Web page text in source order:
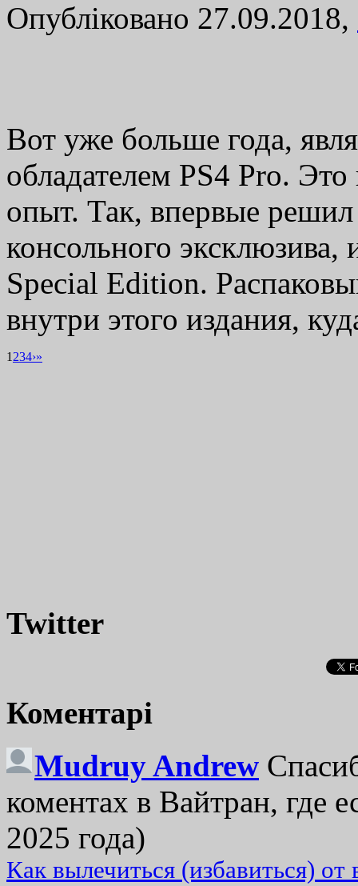
Опубліковано 27.09.2018,
Вот уже больше года,
обладателем PS4 Pro.
опыт. Так, впервые
консольного
Special Edition.
внутри этого издания,
1 234›»
Twitter
Коментарі
Mudruy Andrew
коментах в Вайтран, где
2025 года)
Как вылечиться (избавиться)